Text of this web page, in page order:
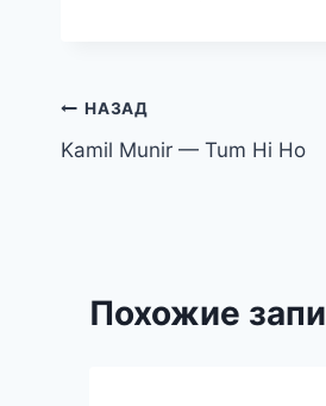
Навигация
по
НАЗАД
Kamil Munir — Tum Hi Ho
Похожие